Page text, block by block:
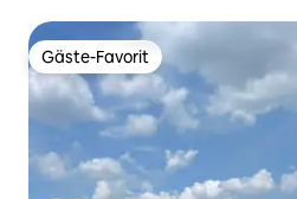
Gäste-Favorit
Gäste-Favorit